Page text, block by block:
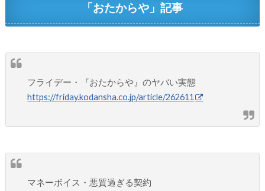
「おたからや」記事
フライデー・『おたからや』のヤバい実態
https://friday.kodansha.co.jp/article/262611
マネーボイス・悪質過ぎる契約